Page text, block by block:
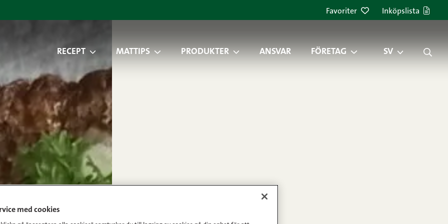
Favoriter Inköpslista
RECEPT MATTIPS PRODUKTER ANSVAR FÖRETAG SV
med cookies